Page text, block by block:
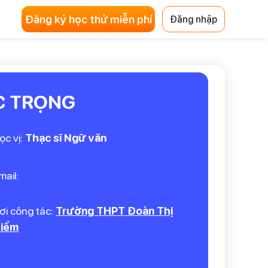
Đăng ký học thử miễn phí Đăng nhập
TRỌNG
vị: Thạc sĩ Ngữ văn
công tác: Trường THPT Đoàn Thị